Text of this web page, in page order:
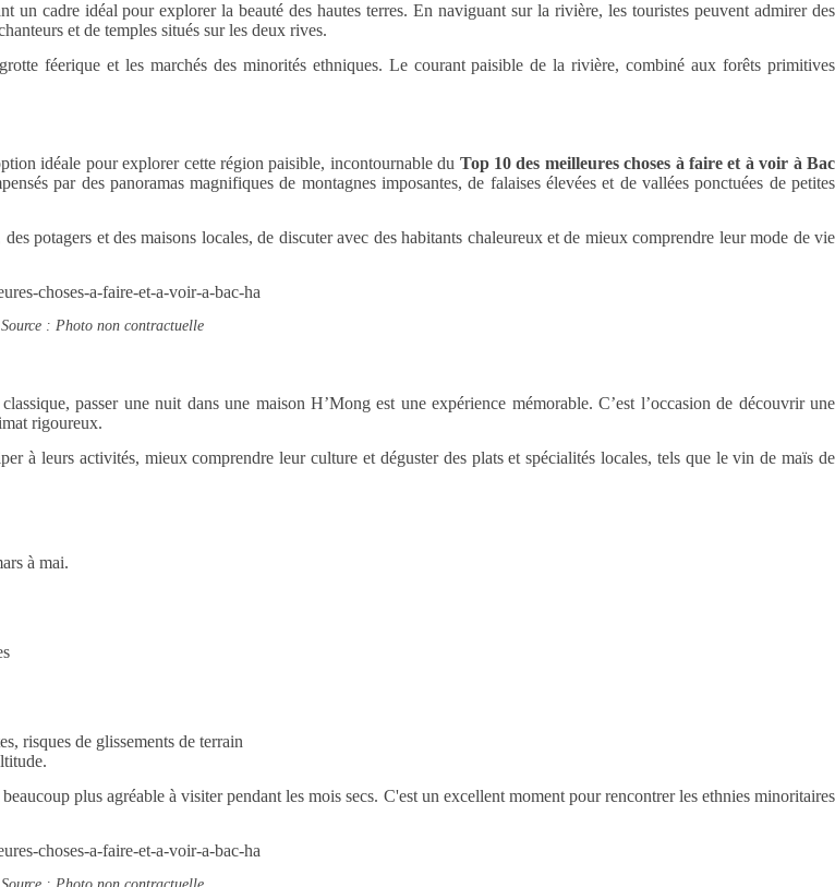
cadre idéal pour explorer la beauté des hautes terres. En naviguant sur la rivière, les touristes peuvent admirer des
et de temples situés sur les deux rives.
féerique et les marchés des minorités ethniques. Le courant paisible de la rivière, combiné aux forêts primitives
idéale pour explorer cette région paisible, incontournable du Top 10 des meilleures choses à faire et à voir à Bac
par des panoramas magnifiques de montagnes imposantes, de falaises élevées et de vallées ponctuées de petites
potagers et des maisons locales, de discuter avec des habitants chaleureux et de mieux comprendre leur mode de vie
Source : Photo non contractuelle
passer une nuit dans une maison H’Mong est une expérience mémorable. C’est l’occasion de découvrir une
rigoureux.
à leurs activités, mieux comprendre leur culture et déguster des plats et spécialités locales, tels que le vin de maïs de
à mai.
risques de glissements de terrain
plus agréable à visiter pendant les mois secs. C'est un excellent moment pour rencontrer les ethnies minoritaires